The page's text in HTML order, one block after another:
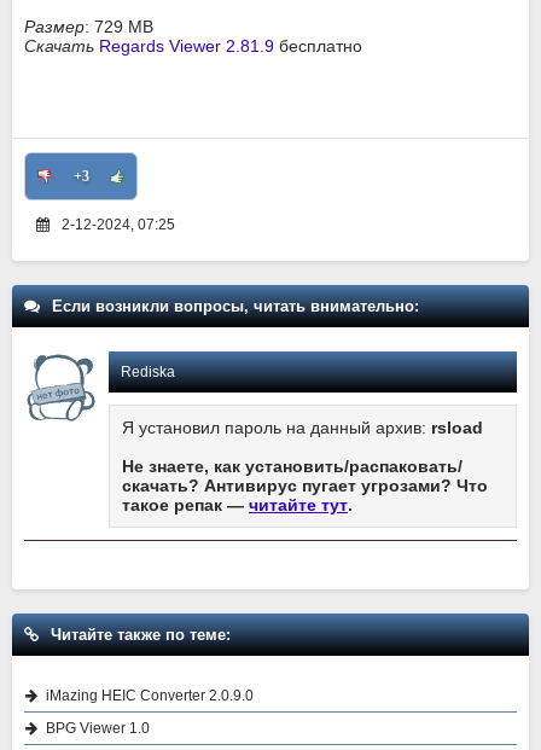
Размер: 729 MB
Скачать Regards Viewer 2.81.9 бесплатно
+3
2-12-2024, 07:25
Если возникли вопросы, читать внимательно:
Rediska
Я установил пароль на данный архив: rsload
Не знаете, как установить/распаковать/
скачать? Антивирус пугает угрозами? Что
такое репак — читайте тут.
Читайте также по теме:
iMazing HEIC Converter 2.0.9.0
BPG Viewer 1.0